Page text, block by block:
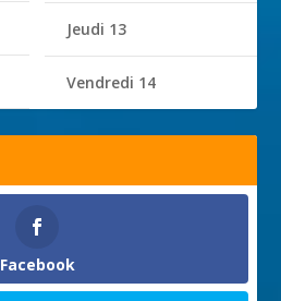
Jeudi 13
Vendredi 14
Facebook